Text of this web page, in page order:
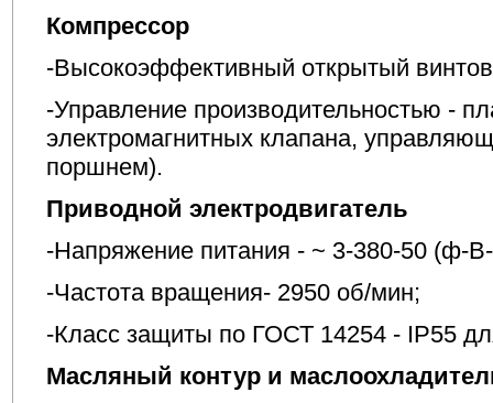
Компрессор
-Высокоэффективный открытый
-Управление производительностью -
электромагнитных клапана,
поршнем).
Приводной электродвигатель
-Напряжение питания - ~ 3-380-50 (ф-
-Частота вращения- 2950 об/мин;
-Класс защиты по ГОСТ 14254 - IP55
Масляный контур и